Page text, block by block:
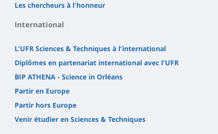
Les chercheurs à l'honneur
International
L'UFR Sciences & Techniques à l'international
Diplômes en partenariat international avec l'UFR
BIP ATHENA - Science in Orléans
Partir en Europe
Partir hors Europe
Venir étudier en Sciences & Techniques